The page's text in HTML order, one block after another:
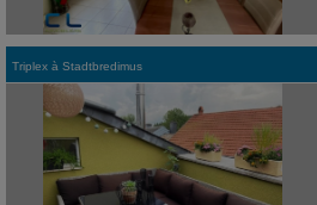
Triplex à Stadtbredimus